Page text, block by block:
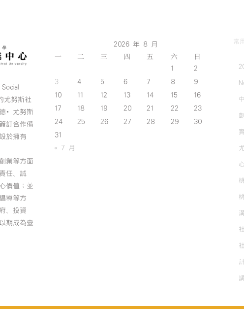
尤努斯社
•尤努斯
訂合作備
於擁有
業等方面
任、誠
價值；並
導等方
、投資
期成為臺
2026 年 8 月
一 二 三 四 五 六 日
1
2
3
4 5 6 7 8
9
10
11 12 13 14 15
16
17
18 19 20 21 22
23
24
25 26 27 28 29
30
31
« 7 月
常